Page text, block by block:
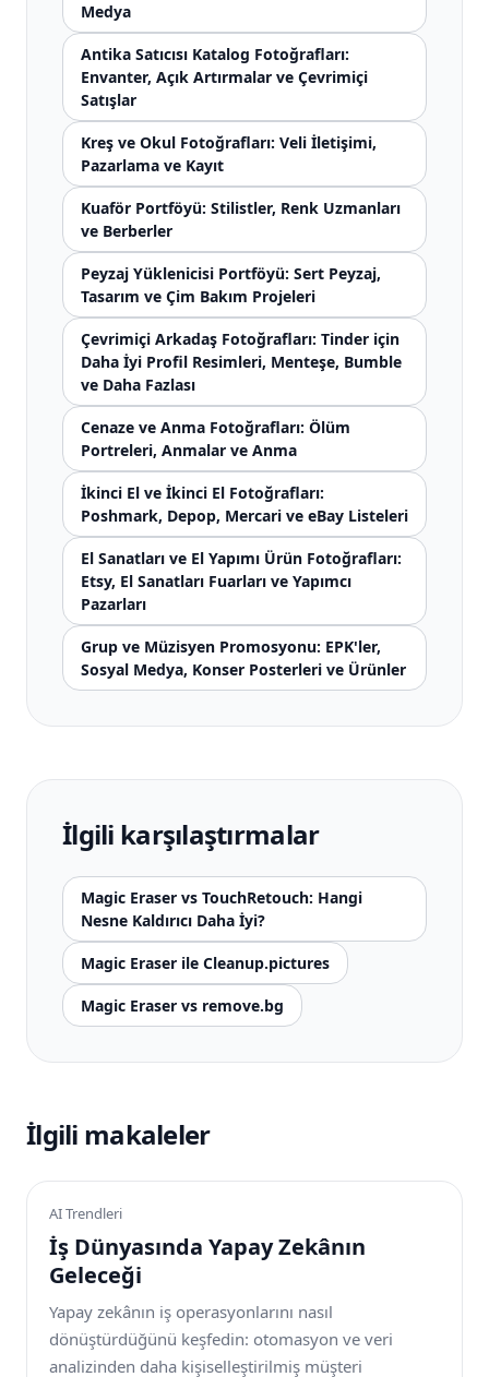
Medya
Antika Satıcısı Katalog Fotoğrafları:
Envanter, Açık Artırmalar ve Çevrimiçi
Satışlar
Kreş ve Okul Fotoğrafları: Veli İletişimi,
Pazarlama ve Kayıt
Kuaför Portföyü: Stilistler, Renk Uzmanları
ve Berberler
Peyzaj Yüklenicisi Portföyü: Sert Peyzaj,
Tasarım ve Çim Bakım Projeleri
Çevrimiçi Arkadaş Fotoğrafları: Tinder için
Daha İyi Profil Resimleri, Menteşe, Bumble
ve Daha Fazlası
Cenaze ve Anma Fotoğrafları: Ölüm
Portreleri, Anmalar ve Anma
İkinci El ve İkinci El Fotoğrafları:
Poshmark, Depop, Mercari ve eBay Listeleri
El Sanatları ve El Yapımı Ürün Fotoğrafları:
Etsy, El Sanatları Fuarları ve Yapımcı
Pazarları
Grup ve Müzisyen Promosyonu: EPK'ler,
Sosyal Medya, Konser Posterleri ve Ürünler
İlgili karşılaştırmalar
Magic Eraser vs TouchRetouch: Hangi
Nesne Kaldırıcı Daha İyi?
Magic Eraser ile Cleanup.pictures
Magic Eraser vs remove.bg
İlgili makaleler
AI Trendleri
İş Dünyasında Yapay Zekânın
Geleceği
Yapay zekânın iş operasyonlarını nasıl
dönüştürdüğünü keşfedin: otomasyon ve veri
analizinden daha kişiselleştirilmiş müşteri